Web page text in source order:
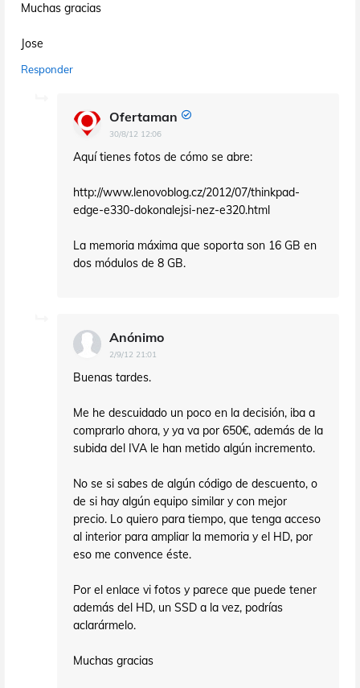
Muchas gracias
Jose
Responder
Ofertaman
30/8/12 12:06
Aquí tienes fotos de cómo se abre:
http://www.lenovoblog.cz/2012/07/thinkpad-
edge-e330-dokonalejsi-nez-e320.html
La memoria máxima que soporta son 16 GB en
dos módulos de 8 GB.
Anónimo
2/9/12 21:01
Buenas tardes.
Me he descuidado un poco en la decisión, iba a
comprarlo ahora, y ya va por 650€, además de la
subida del IVA le han metido algún incremento.
No se si sabes de algún código de descuento, o
de si hay algún equipo similar y con mejor
precio. Lo quiero para tiempo, que tenga acceso
al interior para ampliar la memoria y el HD, por
eso me convence éste.
Por el enlace vi fotos y parece que puede tener
además del HD, un SSD a la vez, podrías
aclarármelo.
Muchas gracias